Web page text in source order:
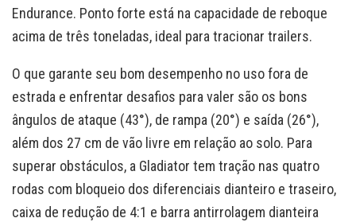
Endurance. Ponto forte está na capacidade de reboque
acima de três toneladas, ideal para tracionar trailers.
O que garante seu bom desempenho no uso fora de
estrada e enfrentar desafios para valer são os bons
ângulos de ataque (43°), de rampa (20°) e saída (26°),
além dos 27 cm de vão livre em relação ao solo. Para
superar obstáculos, a Gladiator tem tração nas quatro
rodas com bloqueio dos diferenciais dianteiro e traseiro,
caixa de redução de 4:1 e barra antirrolagem dianteira